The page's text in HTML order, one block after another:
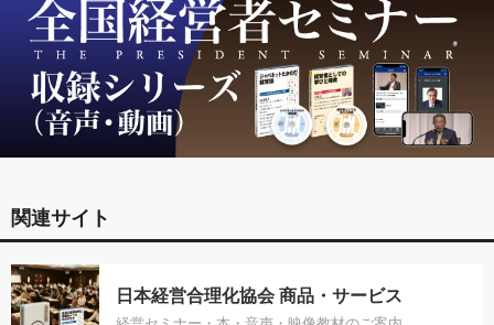
関連サイト
日本経営合理化協会 商品・サービス